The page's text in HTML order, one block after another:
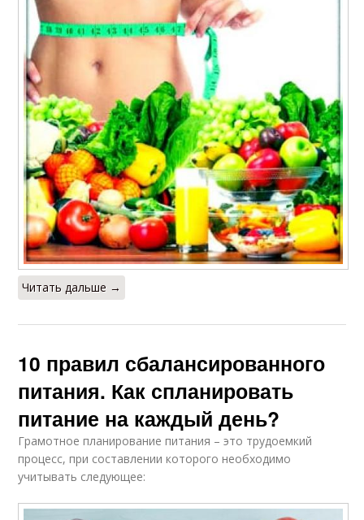
Читать дальше →
10 правил сбалансированного
питания. Как спланировать
питание на каждый день?
Грамотное планирование питания – это трудоемкий
процесс, при составлении которого необходимо
учитывать следующее: